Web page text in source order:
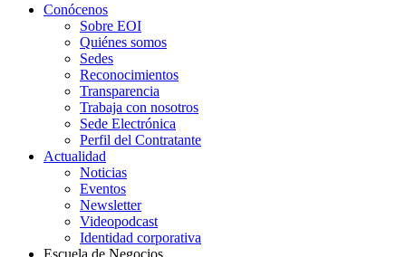
Conócenos
Sobre EOI
Quiénes somos
Sedes
Reconocimientos
Transparencia
Trabaja con nosotros
Sede Electrónica
Perfil del Contratante
Actualidad
Noticias
Eventos
Newsletter
Videopodcast
Identidad corporativa
Escuela de Negocios